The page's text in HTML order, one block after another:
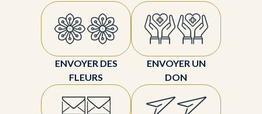
ENVOYER DES
FLEURS
ENVOYER UN
DON